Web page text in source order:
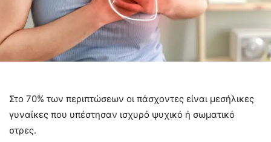
Στο 70% των περιπτώσεων οι πάσχοντες είναι μεσήλικες
γυναίκες που υπέστησαν ισχυρό ψυχικό ή σωματικό
στρες.